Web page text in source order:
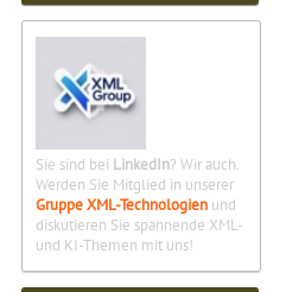
Sie sind bei LinkedIn? Wir auch.
Werden Sie Mitglied in unserer
Gruppe XML-Technologien und
diskutieren Sie spannende XML-
und KI-Themen mit uns!